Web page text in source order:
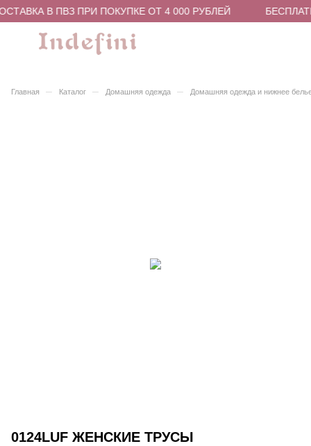
В ПВЗ ПРИ ПОКУПКЕ ОТ 4 000 РУБЛЕЙ
Главная – Каталог – Домашняя одежда – Домашняя одежда и нижнее
0124LUF ЖЕНСКИЕ ТРУСЫ